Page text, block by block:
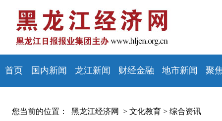
首页 国内新闻 龙江新闻 财经金融 地市新闻 聚
您当前的位置： 黑龙江经济网 > 文化教育 > 综合资讯